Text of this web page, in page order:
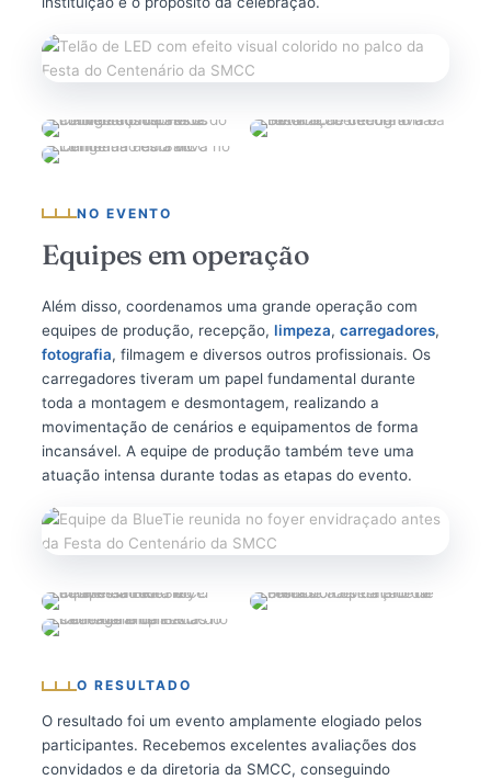
NO EVENTO
Equipes em operação
Além disso, coordenamos uma grande operação com
equipes de produção, recepção, limpeza, carregadores,
fotografia, filmagem e diversos outros profissionais. Os
carregadores tiveram um papel fundamental durante
toda a montagem e desmontagem, realizando a
movimentação de cenários e equipamentos de forma
incansável. A equipe de produção também teve uma
atuação intensa durante todas as etapas do evento.
O RESULTADO
O resultado foi um evento amplamente elogiado pelos
participantes. Recebemos excelentes avaliações dos
convidados e da diretoria da SMCC, conseguindo